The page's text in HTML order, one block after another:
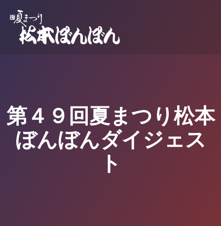
第４９回夏まつり松本
ぼんぼんダイジェス
ト